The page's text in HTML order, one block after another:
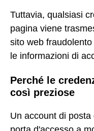
Tuttavia, qualsiasi
pagina viene
sito web
le informazioni di
Perché le
così preziose
Un account di